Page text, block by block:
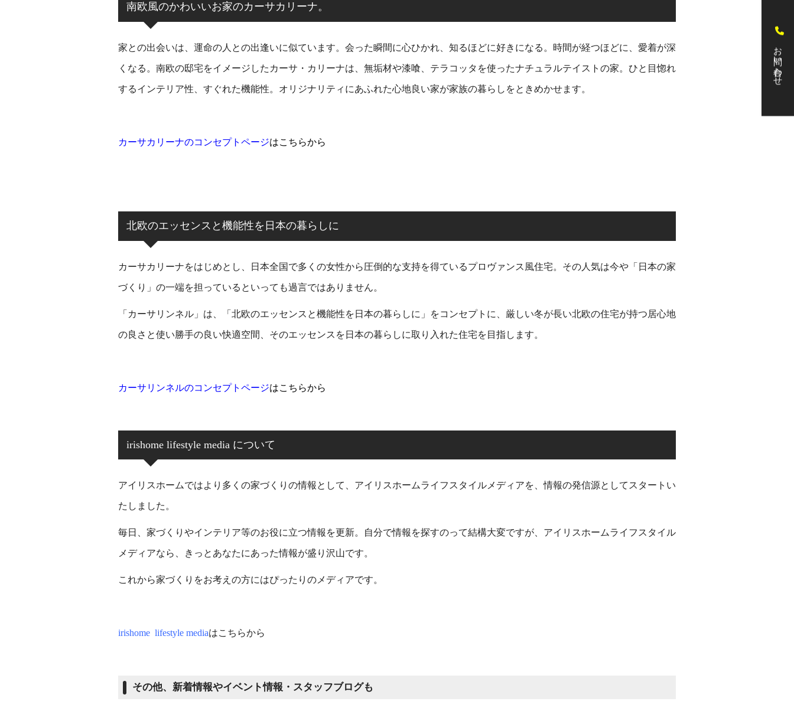
南欧風のかわいいお家のカーサカリーナ。
家との出会いは、運命の人との出逢いに似ています。 会った瞬間に心ひかれ、知るほどに好きになる。 時間が経つほどに、愛着が深
くなる。 南欧の邸宅をイメージしたカーサ・カリーナは、 無垢材や漆喰、テラコッタを使ったナチュラルテイストの家。 ひと目惚れ
するインテリア性、すぐれた機能性。 オリジナリティにあふれた心地良い家が家族の暮らしをときめかせます。
カーサカリーナのコンセプトページはこちらから
北欧のエッセンスと機能性を日本の暮らしに
カーサカリーナをはじめとし、日本全国で多くの女性から圧倒的な支持を得ているプロヴァンス風住宅。その人気は今や「日本の家
づくり」の一端を担っているといっても過言ではありません。
「カーサリンネル」は、「北欧のエッセンスと機能性を日本の暮らしに」をコンセプトに、厳しい冬が長い北欧の住宅が持つ居心地
の良さと使い勝手の良い快適空間、そのエッセンスを日本の暮らしに取り入れた住宅を目指します。
カーサリンネルのコンセプトページはこちらから
irishome lifestyle media について
アイリスホームではより多くの家づくりの情報として、アイリスホームライフスタイルメディアを、情報の発信源としてスタートい
たしました。
毎日、家づくりやインテリア等のお役に立つ情報を更新。自分で情報を探すのって結構大変ですが、アイリスホームライフスタイル
メディアなら、きっとあなたにあった情報が盛り沢山です。
これから家づくりをお考えの方にはぴったりのメディアです。
irishome lifestyle mediaはこちらから
その他、新着情報やイベント情報・スタッフブログも
お問い合わせ